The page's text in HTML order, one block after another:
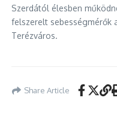
Szerdától élesben
felszerelt sebességmérők
Terézváros.
Share Article